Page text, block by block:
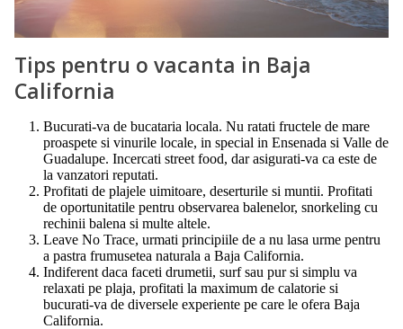
Tips pentru o vacanta in Baja
California
Bucurati-va de bucataria locala. Nu ratati fructele de mare
proaspete si vinurile locale, in special in Ensenada si Valle de
Guadalupe. Incercati street food, dar asigurati-va ca este de
la vanzatori reputati.
Profitati de plajele uimitoare, deserturile si muntii. Profitati
de oportunitatile pentru observarea balenelor, snorkeling cu
rechinii balena si multe altele.
Leave No Trace, urmati principiile de a nu lasa urme pentru
a pastra frumusetea naturala a Baja California.
Indiferent daca faceti drumetii, surf sau pur si simplu va
relaxati pe plaja, profitati la maximum de calatorie si
bucurati-va de diversele experiente pe care le ofera Baja
California.